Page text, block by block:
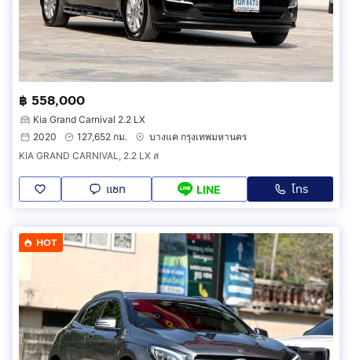
฿ 558,000
Kia Grand Carnival 2.2 LX
2020
127,652 กม.
บางแค กรุงเทพมหานคร
KIA GRAND CARNIVAL, 2.2 LX ส
แชท LINE โทร
HOT